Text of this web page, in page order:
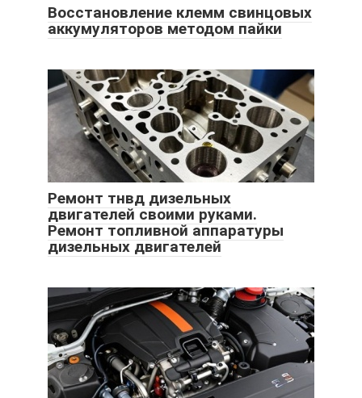
Восстановление клемм свинцовых
аккумуляторов методом пайки
Ремонт тнвд дизельных
двигателей своими руками.
Ремонт топливной аппаратуры
дизельных двигателей